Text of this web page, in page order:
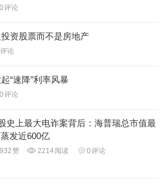
评论
资股票而不是房地产
评论
“速降”利率风暴
评论
史上最大电诈案背后：海普瑞总市值最
发近600亿
赞 2214阅读 0评论